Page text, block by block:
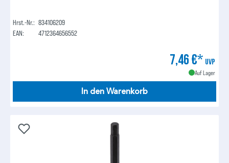
Hrst.-Nr.: 834106209
EAN:
4712364656552
7,46 €* UVP
Auf Lager
In den Warenkorb